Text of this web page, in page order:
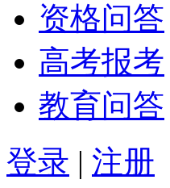
资格问答
高考报考
教育问答
登录 | 注册